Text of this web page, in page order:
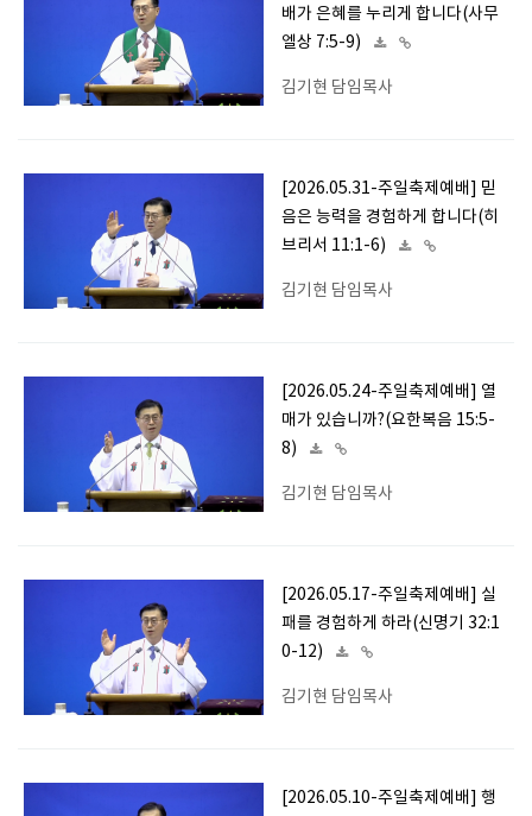
배가 은혜를 누리게 합니다(사무
엘상 7:5-9)
김기현 담임목사
[2026.05.31-주일축제예배] 믿
음은 능력을 경험하게 합니다(히
브리서 11:1-6)
김기현 담임목사
[2026.05.24-주일축제예배] 열
매가 있습니까?(요한복음 15:5-
8)
김기현 담임목사
[2026.05.17-주일축제예배] 실
패를 경험하게 하라(신명기 32:1
0-12)
김기현 담임목사
[2026.05.10-주일축제예배] 행